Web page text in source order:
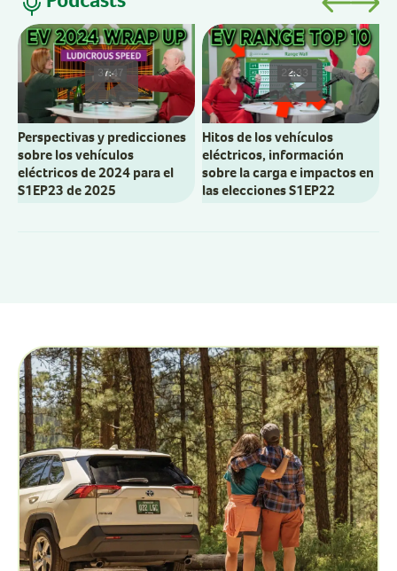
37:47
Perspectivas y predicciones
sobre los vehículos
eléctricos de 2024 para el
S1EP23 de 2025
22:33
Hitos de los vehículos
eléctricos, información
sobre la carga e impactos en
las elecciones S1EP22